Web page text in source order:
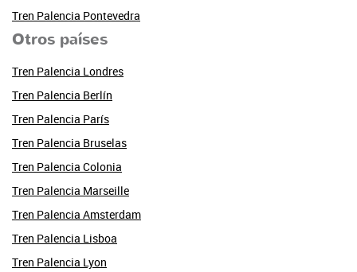
Tren Palencia Pontevedra
Otros países
Tren Palencia Londres
Tren Palencia Berlín
Tren Palencia París
Tren Palencia Bruselas
Tren Palencia Colonia
Tren Palencia Marseille
Tren Palencia Amsterdam
Tren Palencia Lisboa
Tren Palencia Lyon